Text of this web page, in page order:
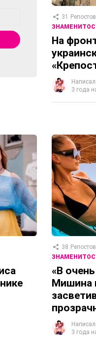
31
Репостов
На
3 года
38 Репостов
«В
Мишина
3 года